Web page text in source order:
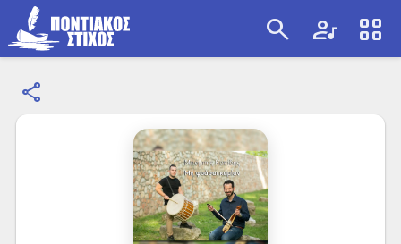
search artist view_cozy
share